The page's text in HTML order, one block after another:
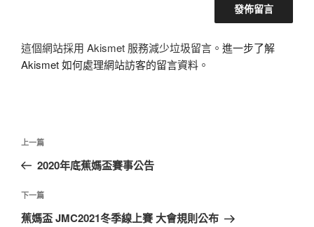
這個網站採用 Akismet 服務減少垃圾留言。 進一步了解
Akismet 如何處理網站訪客的留言資料 。
文
導
覽
上
一
文
章
上一篇
2020年底蕉媽盃賽事公告
下
一
下一篇
蕉媽盃 JMC2021冬季線上賽 大會規則公布